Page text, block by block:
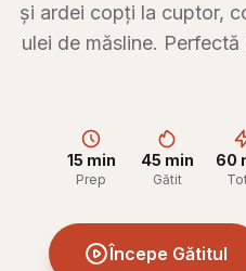
și ardei copți la cuptor,
ulei de măsline.
15 min
Prep
45 min
Gătit
60
Începe Gătitul